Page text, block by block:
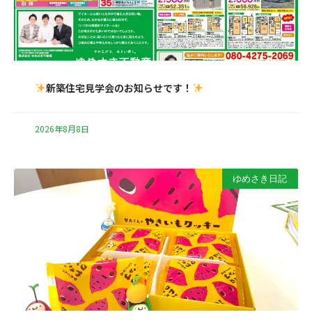
新築住宅見学会のお知らせです！
2026年8月8日
ゆめさき日記